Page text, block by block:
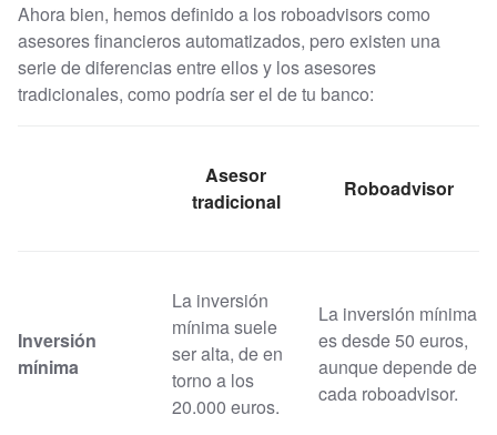
Ahora bien, hemos definido a los roboadvisors como
asesores financieros automatizados, pero existen una
serie de diferencias entre ellos y los asesores
tradicionales, como podría ser el de tu banco:
Asesor
tradicional
Roboadvisor
Inversión
mínima
La inversión
mínima suele
ser alta, de en
torno a los
20.000 euros.
La inversión mínima
es desde 50 euros,
aunque depende de
cada roboadvisor.